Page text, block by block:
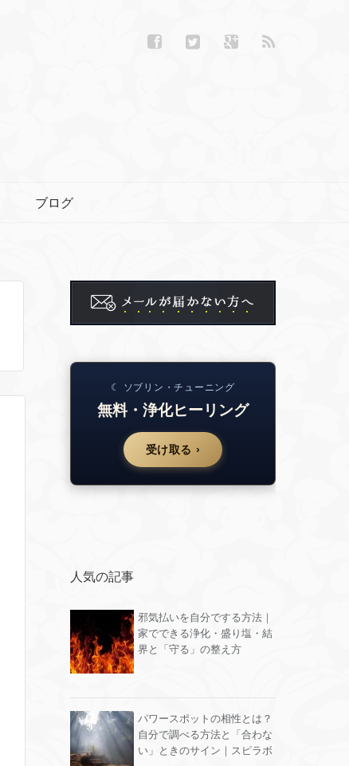
ブログ
☾ ソブリン・チューニング
無料・浄化ヒーリング
受け取る ›
人気の記事
邪気払いを自分でする方法｜
家でできる浄化・盛り塩・結
界と「守る」の整え方
パワースポットの相性とは？
自分で調べる方法と「合わな
い」ときのサイン｜スピラボ